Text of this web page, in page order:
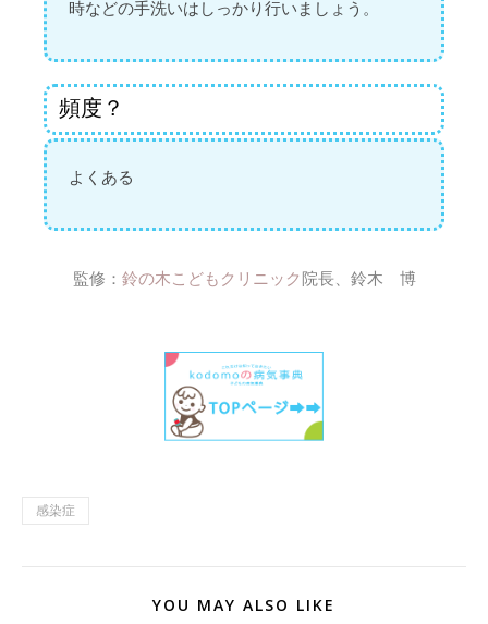
時などの手洗いはしっかり行いましょう。
頻度？
よくある
監修： 鈴の木こどもクリニック 院長、鈴木 博
感染症
YOU MAY ALSO LIKE